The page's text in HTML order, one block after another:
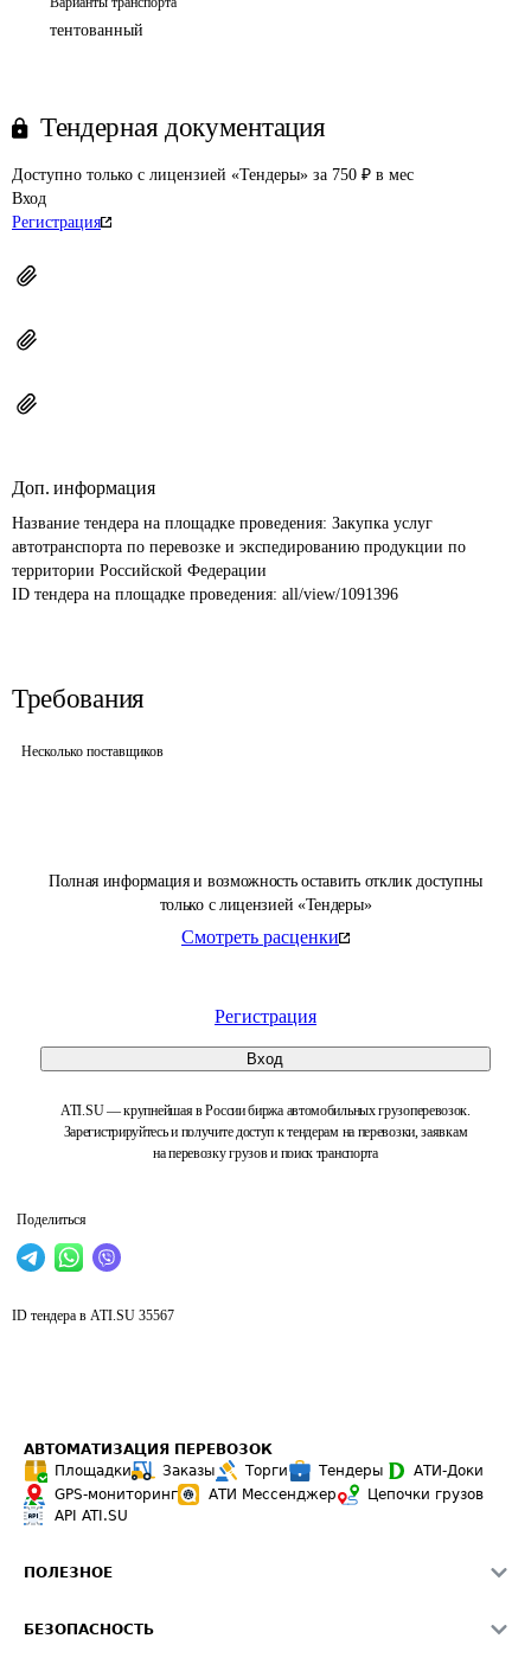
Полная информация и возможность оставить отклик доступны
только с лицензией «Тендеры»
Смотреть расценки
Регистрация
Вход
ATI.SU — крупнейшая в России биржа автомобильных грузоперевозок.
Зарегистрируйтесь и получите доступ к тендерам на перевозки, заявкам
на перевозку грузов и поиск транспорта
Поделиться
тентованный
Тендерная документация
Доступно только с лицензией «Тендеры» за 750 ₽ в мес
Вход
Регистрация
Доп. информация
Название тендера на площадке проведения: Закупка услуг
автотранспорта по перевозке и экспедированию продукции по
территории Российской Федерации
ID тендера на площадке проведения: all/view/1091396
Требования
Несколько поставщиков
ID тендера в ATI.SU 35567
АВТОМАТИЗАЦИЯ ПЕРЕВОЗОК
Площадки
Заказы Торги Тендеры
АТИ-Доки
GPS-мониторинг
АТИ Мессенджер
Цепочки грузов
API ATI.SU
ПОЛЕЗНОЕ
БЕЗОПАСНОСТЬ